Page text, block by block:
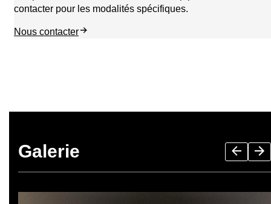
contacter pour les modalités spécifiques.
Nous contacter
Galerie